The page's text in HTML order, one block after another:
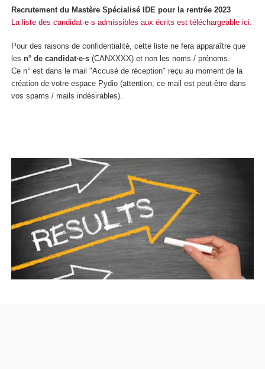
Recrutement du Mastère Spécialisé IDE pour la rentrée 2023
La liste des candidat·e·s admissibles aux écrits est téléchargeable ici.
Pour des raisons de confidentialité, cette liste ne fera apparaître que
les n° de candidat·e·s (CANXXXX) et non les noms / prénoms.
Ce n° est dans le mail "Accusé de réception" reçu au moment de la
création de votre espace Pydio (attention, ce mail est peut-être dans
vos spams / mails indésirables).